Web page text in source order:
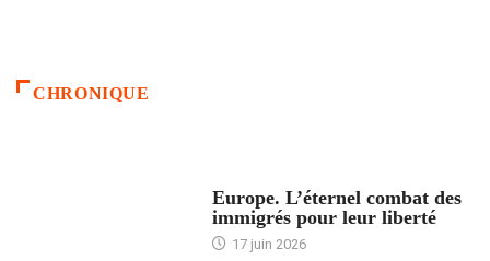
CHRONIQUE
Europe. L’éternel combat des
immigrés pour leur liberté
17 juin 2026